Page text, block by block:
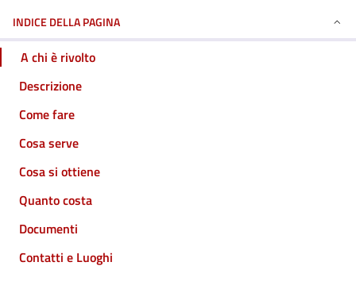
INDICE DELLA PAGINA
A chi è rivolto
Descrizione
Come fare
Cosa serve
Cosa si ottiene
Quanto costa
Documenti
Contatti e Luoghi